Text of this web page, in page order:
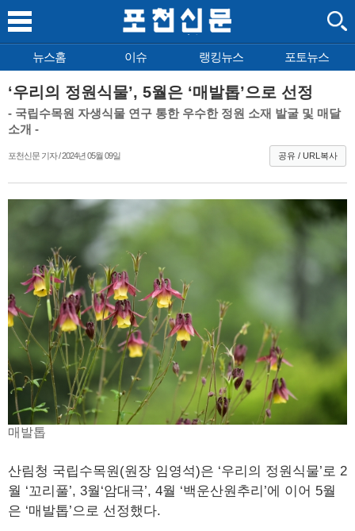
뉴스홈 이슈 랭킹뉴스 포토뉴스
‘우리의 정원식물’, 5월은 ‘매발톱’으로 선정
- 국립수목원 자생식물 연구 통한 우수한 정원 소재 발굴 및 매달
소개 -
포천신문 기자 / 2024년 05월 09일 공유 / URL복사
매발톱
산림청 국립수목원(원장 임영석)은 ‘우리의 정원식물’로 2
월 ‘꼬리풀’, 3월‘암대극’, 4월 ‘백운산원추리’에 이어 5월
은 ‘매발톱’으로 선정했다.